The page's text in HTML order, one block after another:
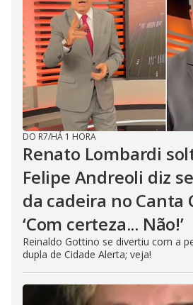
DO R7/HÁ 1 HORA
Renato Lombardi
Felipe Andreoli diz
da cadeira no Canta
‘Com certeza... Não!’
Reinaldo Gottino se divertiu com a
dupla de Cidade Alerta; veja!